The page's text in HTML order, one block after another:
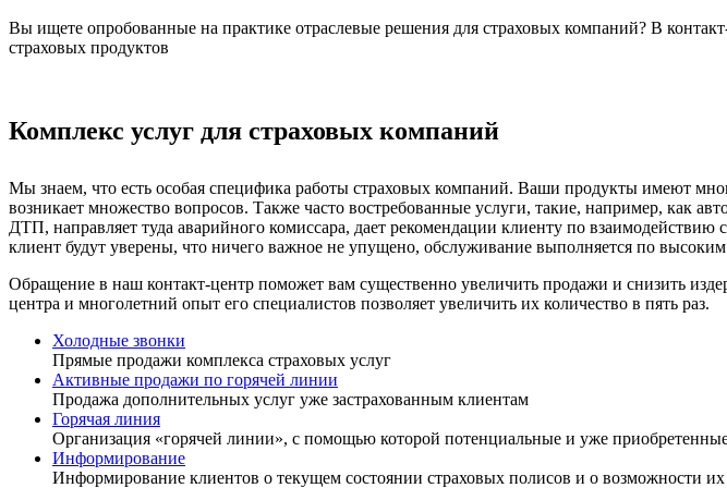
Вы ищете опробованные на практике отраслевые решения для страховых компаний? В
страховых продуктов
Комплекс услуг для страховых компаний
Мы знаем, что есть особая специфика работы страховых компаний. Ваши продукты имеют
возникает множество вопросов. Также часто востребованные услуги, такие, например, как
ДТП, направляет туда аварийного комиссара, дает рекомендации клиенту по
клиент будут уверены, что ничего важное не упущено, обслуживание выполняется по
Обращение в наш контакт-центр поможет вам существенно увеличить продажи и снизить
центра и многолетний опыт его специалистов позволяет увеличить их количество в пять раз.
Холодные звонки
Прямые продажи комплекса страховых услуг
Активные продажи по горячей линии
Продажа дополнительных услуг уже застрахованным клиентам
Горячая линия
Организация «горячей линии», с помощью которой потенциальные и уже
Информирование
Информирование клиентов о текущем состоянии страховых полисов и о возможности